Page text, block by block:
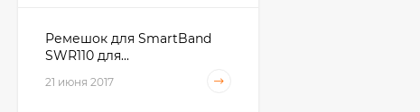
Apple iPhone 7 128Gb
Ремешок для SmartBand
SWR110 для...
21 июня 2017